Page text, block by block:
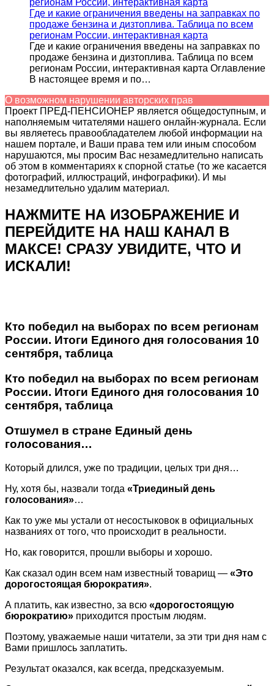
Где и какие ограничения введены на заправках по
продаже бензина и дизтоплива. Таблица по всем
регионам России, интерактивная карта
Где и какие ограничения введены на заправках по
продаже бензина и дизтоплива. Таблица по всем
регионам России, интерактивная карта Оглавление
В настоящее время и по…
О возможном нарушении авторских прав
Проект ПРЕД-ПЕНСИОНЕР является общедоступным, и
наполняемым читателями нашего онлайн-журнала. Если
вы являетесь правообладателем любой информации на
нашем портале, и Ваши права тем или иным способом
нарушаются, мы просим Вас незамедлительно написать
об этом в комментариях к спорной статье (то же касается
фотографий, иллюстраций, инфографики). И мы
незамедлительно удалим материал.
НАЖМИТЕ НА ИЗОБРАЖЕНИЕ И
ПЕРЕЙДИТЕ НА НАШ КАНАЛ В
МАКСЕ! СРАЗУ УВИДИТЕ, ЧТО И
ИСКАЛИ!
Кто победил на выборах по всем регионам
России. Итоги Единого дня голосования 10
сентября, таблица
Кто победил на выборах по всем регионам
России. Итоги Единого дня голосования 10
сентября, таблица
Отшумел в стране Единый день
голосования…
Который длился, уже по традиции, целых три дня…
Ну, хотя бы, назвали тогда «Триединый день
голосования»…
Как то уже мы устали от несостыковок в официальных
названиях от того, что происходит в реальности.
Но, как говорится, прошли выборы и хорошо.
Как сказал один всем нам известный товарищ — «Это
дорогостоящая бюрократия».
А платить, как известно, за всю «дорогостоящую
бюрократию» приходится простым людям.
Поэтому, уважаемые наши читатели, за эти три дня нам с
Вами пришлось заплатить.
Результат оказался, как всегда, предсказуемым.